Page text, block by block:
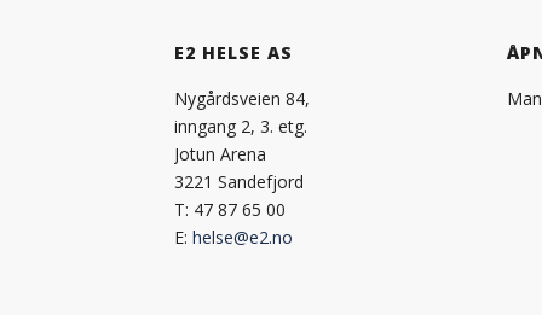
E2 HELSE AS
Nygårdsveien 84,
inngang 2, 3. etg.
Jotun Arena
3221 Sandefjord
T: 47 87 65 00
E: helse@e2.no